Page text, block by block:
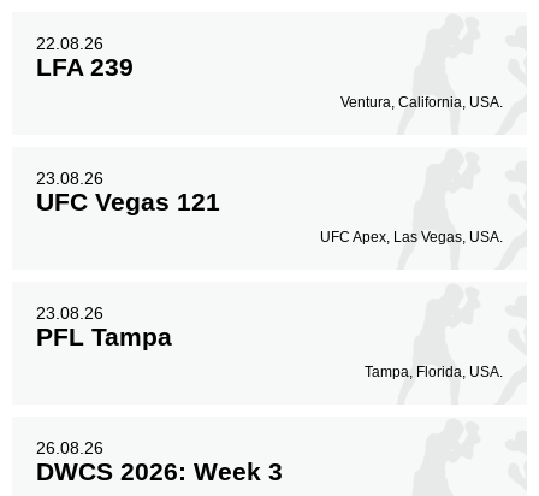
22.08.26
LFA 239
Ventura, California, USA.
23.08.26
UFC Vegas 121
UFC Apex, Las Vegas, USA.
23.08.26
PFL Tampa
Tampa, Florida, USA.
26.08.26
DWCS 2026: Week 3